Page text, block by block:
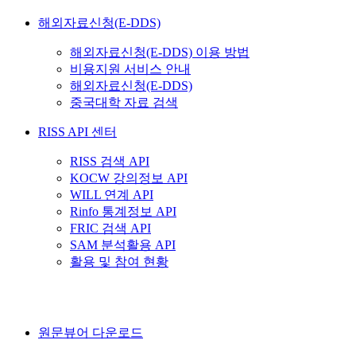
해외자료신청(E-DDS)
해외자료신청(E-DDS) 이용 방법
비용지원 서비스 안내
해외자료신청(E-DDS)
중국대학 자료 검색
RISS API 센터
RISS 검색 API
KOCW 강의정보 API
WILL 연계 API
Rinfo 통계정보 API
FRIC 검색 API
SAM 분석활용 API
활용 및 참여 현황
원문뷰어 다운로드